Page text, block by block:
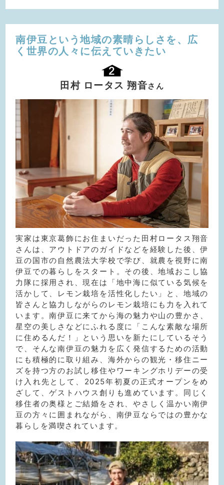
南伊豆という地域の素晴らしさを、 広
く世界の人々に伝えていきたい
田村 ロータス 翔音さん
実家は東京葛飾にお住まいだった田村ロータス翔音
さんは、アウトドアのガイドなどを経験した後、伊
豆の国市の自然農法大学校で学び、就農を視野に南
伊豆での暮らしをスタート。その後、地域おこし協
力隊に採用され、現在は「地中海に似ている気候を
活かして、レモン栽培を活性化したい」と、地域の
皆さんと協力しながらのレモン栽培にも力を入れて
います。南伊豆に来てから海の魅力や山の豊かさ、
星空の美しさなどにふれる度に「こんな素敵な場所
に住めるんだ！」という思いを新たにしているそう
で、そんな南伊豆の魅力を広く発信するための活動
にも積極的に取り組み、海外からの観光・移住ニー
ズを持つ方のお試し移住やワーキングホリデーの受
け入れ先として、2025年初夏の正式オープンをめ
ざして、ゲストハウス創りも進めています。同じく
移住者の奥様とご結婚をされ、やさしく温かい南伊
豆の方々に囲まれながら、南伊豆ならではの豊かな
暮らしを満喫されています。